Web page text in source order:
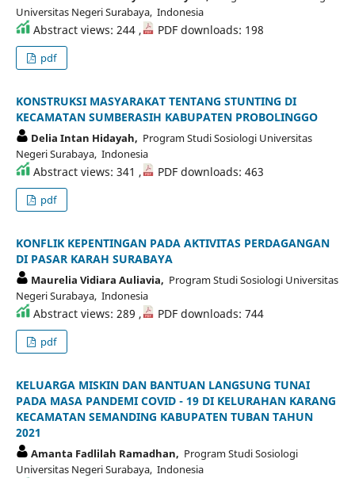
Universitas Negeri Surabaya, Indonesia
Abstract views: 244 , PDF downloads: 198
pdf
KONSTRUKSI MASYARAKAT TENTANG STUNTING DI
KECAMATAN SUMBERASIH KABUPATEN PROBOLINGGO
Delia Intan Hidayah, Program Studi Sosiologi Universitas
Negeri Surabaya, Indonesia
Abstract views: 341 , PDF downloads: 463
pdf
KONFLIK KEPENTINGAN PADA AKTIVITAS PERDAGANGAN
DI PASAR KARAH SURABAYA
Maurelia Vidiara Auliavia, Program Studi Sosiologi Universitas
Negeri Surabaya, Indonesia
Abstract views: 289 , PDF downloads: 744
pdf
KELUARGA MISKIN DAN BANTUAN LANGSUNG TUNAI
PADA MASA PANDEMI COVID - 19 DI KELURAHAN KARANG
KECAMATAN SEMANDING KABUPATEN TUBAN TAHUN
2021
Amanta Fadlilah Ramadhan, Program Studi Sosiologi
Universitas Negeri Surabaya, Indonesia